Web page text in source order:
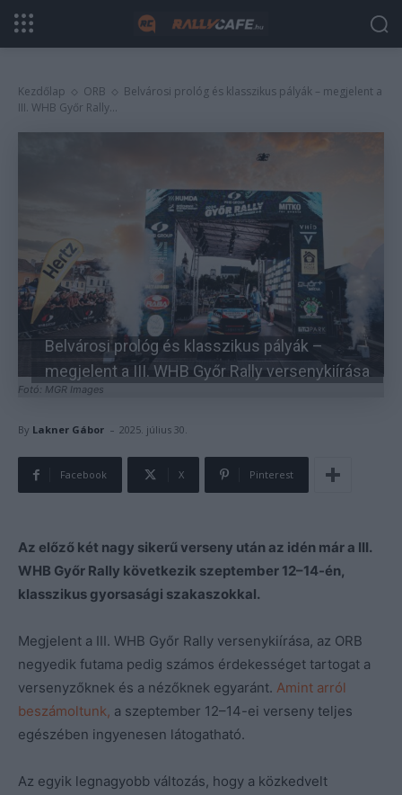
Kezdőlap ORB
Belvárosi prológ és klasszikus pályák – megjelent a
III. WHB Győr Rally...
Fotó: MGR Images
Belvárosi prológ és klasszikus pályák –
megjelent a III. WHB Győr Rally versenykiírása
By Lakner Gábor - 2025. július 30.
Facebook X Pinterest
Az előző két nagy sikerű verseny után az idén már a III.
WHB Győr Rally következik szeptember 12–14-én,
klasszikus gyorsasági szakaszokkal.
Megjelent a III. WHB Győr Rally versenykiírása, az ORB
negyedik futama pedig számos érdekességet tartogat a
versenyzőknek és a nézőknek egyaránt. Amint arról
beszámoltunk, a szeptember 12–14-ei verseny teljes
egészében ingyenesen látogatható.
Az egyik legnagyobb változás, hogy a közkedvelt